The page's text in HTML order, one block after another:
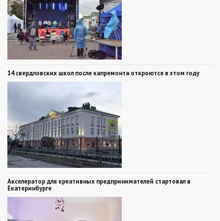
14 свердловских школ после капремонта откроются в этом году
Акселератор для креативных предпринимателей стартовал в
Екатеринбурге